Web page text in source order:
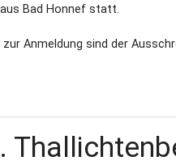
Bad Honnef statt.
Anmeldung sind der